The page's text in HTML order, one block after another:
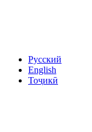
Русский
English
Тоҷикӣ